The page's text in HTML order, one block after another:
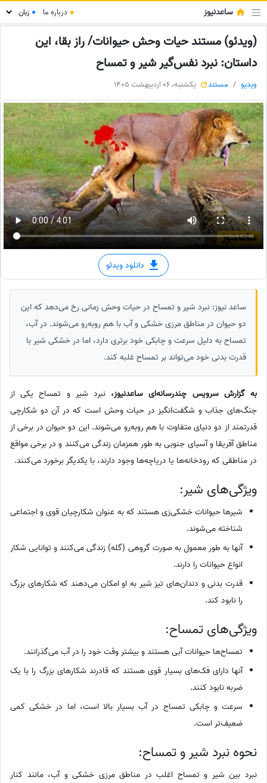
ساعدنیوز ● درباره ما ●
(ویدئو) مستند حیات وحش حیوانات/ راز بقا، این
داستان: نبرد نفس‌گیر شیر و تمساح
ویدیو مستند یکشنبه، 06 اردیبهشت 1405
دانلود ویدئو
ساعد نیوز: نبرد شیر و تمساح در حیات وحش زمانی رخ می‌دهد که این
دو حیوان در مناطق مرزی خشکی و آب با هم روبه‌رو می‌شوند. در آب،
تمساح به دلیل سرعت و چابکی خود برتری دارد، اما در خشکی شیر با
قدرت بدنی خود می‌تواند بر تمساح غلبه کند.
به گزارش سرویس چندرسانه‌ای ساعدنیوز، نبرد شیر و تمساح یکی از
جنگ‌های جذاب و شگفت‌انگیز در حیات وحش است که در آن دو شکارچی
قدرتمند از دو دنیای متفاوت با هم روبه‌رو می‌شوند. این دو حیوان در برخی از
مناطق آفریقا و آسیای جنوبی به طور همزمان زندگی می‌کنند و در برخی مواقع
در مناطقی که رودخانه‌ها یا دریاچه‌ها وجود دارند، با یکدیگر برخورد می‌کنند.
ویژگی‌های شیر:
شیرها حیوانات خشکی‌زی هستند که به عنوان شکارچیان قوی و اجتماعی
شناخته می‌شوند.
آنها به طور معمول به صورت گروهی (گله) زندگی می‌کنند و توانایی شکار
انواع حیوانات را دارند.
قدرت بدنی و دندان‌های تیز شیر به او امکان می‌دهند که شکارهای بزرگ
را نابود کند.
ویژگی‌های تمساح:
تمساح‌ها حیوانات آبی هستند و بیشتر وقت خود را در آب می‌گذرانند.
آنها دارای فک‌های بسیار قوی هستند که قادرند شکارهای بزرگ را با یک
ضربه نابود کنند.
سرعت و چابکی تمساح در آب بسیار بالا است، اما در خشکی کمی
ضعیف‌تر است.
نحوه نبرد شیر و تمساح:
نبرد بین شیر و تمساح اغلب در مناطق مرزی خشکی و آب، مانند کنار